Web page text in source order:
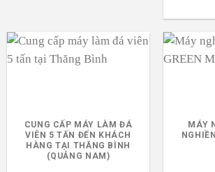
CUNG CẤP MÁY LÀM ĐÁ
VIÊN 5 TẤN ĐẾN KHÁCH
HÀNG TẠI THĂNG BÌNH
(QUẢNG NAM)
MÁY